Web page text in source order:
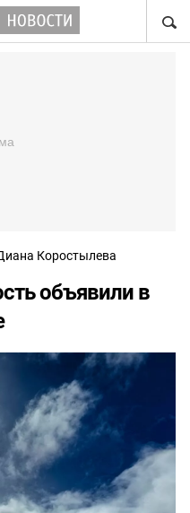
Коростылева
объявили в